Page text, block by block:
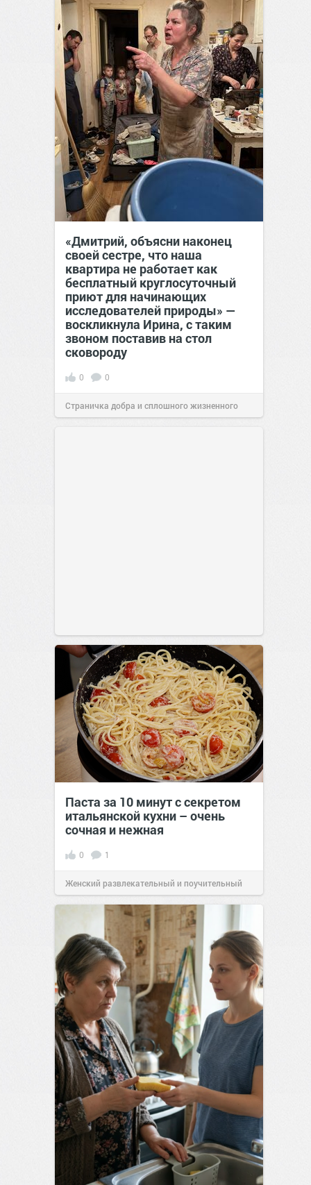
«Дмитрий, объясни наконец
своей сестре, что наша
квартира не работает как
бесплатный круглосуточный
приют для начинающих
исследователей природы» —
воскликнула Ирина, с таким
звоном поставив на стол
сковороду
0 0
Страничка добра и сплошного жизненного
Паста за 10 минут с секретом
итальянской кухни – очень
сочная и нежная
0 1
Женский развлекательный и поучительный
сайт.23:4006 авг 2026